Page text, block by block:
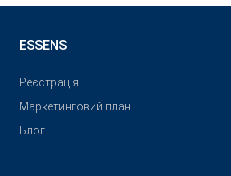
ESSENS
Реєстрація
Маркетинговий план
Блог